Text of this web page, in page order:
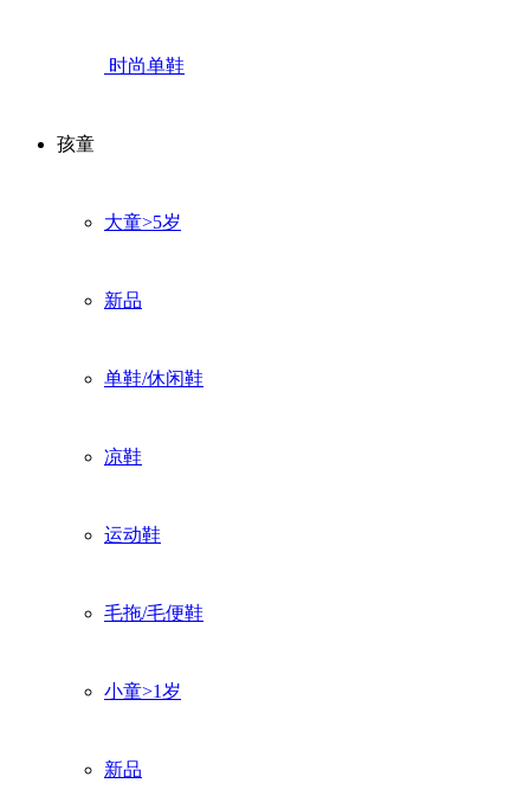
时尚单鞋
孩童
大童>5岁
新品
单鞋/休闲鞋
凉鞋
运动鞋
毛拖/毛便鞋
小童>1岁
新品